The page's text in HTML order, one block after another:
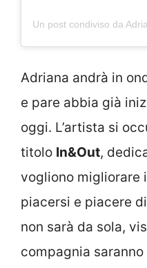
Adriana andrà in
e pare abbia già
oggi. L’artista si
titolo In&Out,
vogliono migliorare
piacersi e piacere
non sarà da sola,
compagnia